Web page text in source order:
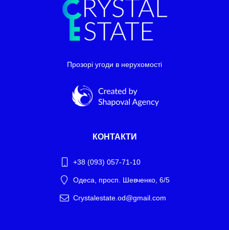
Прозорі угоди в нерухомості
КОНТАКТИ
+38 (093) 057-71-10
Одеса, просп. Шевченко, 6/5
Crystalestate.od@gmail.com